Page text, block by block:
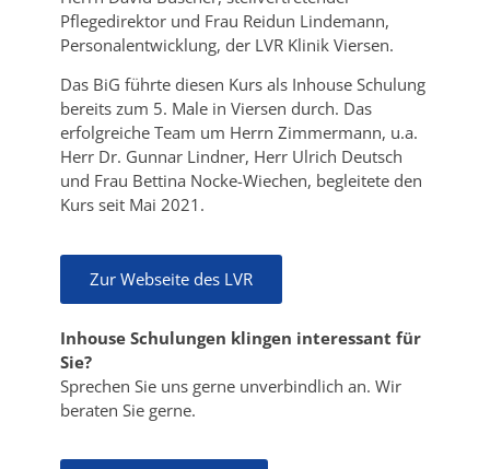
Pflegedirektor und Frau Reidun Lindemann,
Personalentwicklung, der LVR Klinik Viersen.
Das BiG führte diesen Kurs als Inhouse Schulung
bereits zum 5. Male in Viersen durch. Das
erfolgreiche Team um Herrn Zimmermann, u.a.
Herr Dr. Gunnar Lindner, Herr Ulrich Deutsch
und Frau Bettina Nocke-Wiechen, begleitete den
Kurs seit Mai 2021.
Zur Webseite des LVR
Inhouse Schulungen klingen interessant für
Sie?
Sprechen Sie uns gerne unverbindlich an. Wir
beraten Sie gerne.